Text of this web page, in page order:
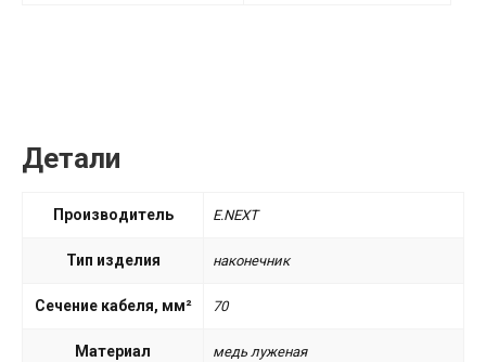
Детали
Производитель E.NEXT
Тип изделия наконечник
Сечение кабеля, мм² 70
Материал медь луженая